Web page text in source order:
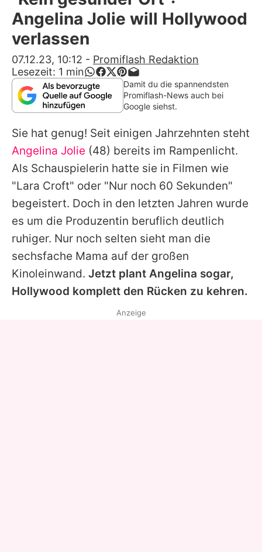
Alle Themen auf Promiflash
App runterladen
Team
Redaktionelle Richtlinien
Impressum
Datenschutzerklärung
Nutzungsbedingungen
Utiq verwalten
Angelina Jolie will Hollywood
verlassen
07.12.23, 10:12 - Promiflash Redaktion
Lesezeit: 1 min
Damit du die spannendsten
Promiflash-News auch bei
Google siehst.
Sie hat genug! Seit einigen Jahrzehnten steht
Angelina Jolie (48) bereits im Rampenlicht.
Als Schauspielerin hatte sie in Filmen wie
"Lara Croft" oder "Nur noch 60 Sekunden"
begeistert. Doch in den letzten Jahren wurde
es um die Produzentin beruflich deutlich
ruhiger. Nur noch selten sieht man die
sechsfache Mama auf der großen
Kinoleinwand. Jetzt plant Angelina sogar,
Hollywood komplett den Rücken zu kehren.
Anzeige